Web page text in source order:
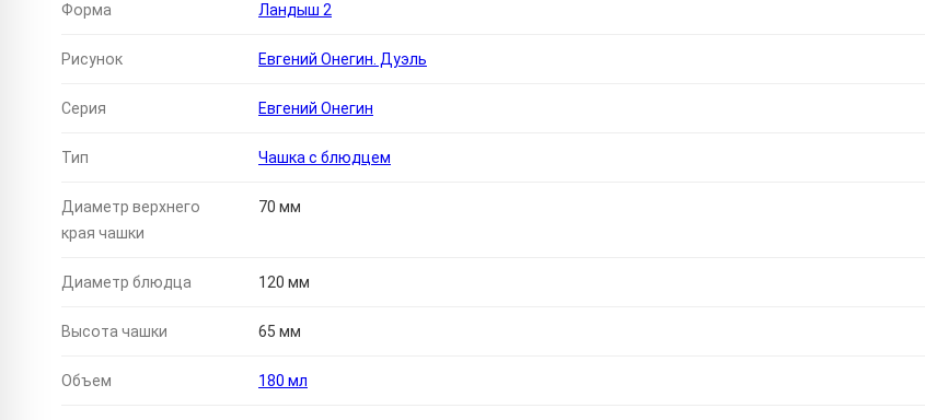
Форма Ландыш 2
Рисунок Евгений Онегин. Дуэль
Серия Евгений Онегин
Тип Чашка с блюдцем
Диаметр верхнего
края чашки
70 мм
Диаметр блюдца 120 мм
Высота чашки 65 мм
Объем 180 мл